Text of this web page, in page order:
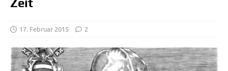
Zeit
17. Februar 2015 2